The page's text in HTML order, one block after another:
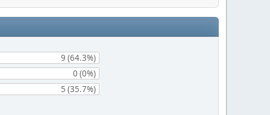
9 (64.3%)
0 (0%)
5 (35.7%)